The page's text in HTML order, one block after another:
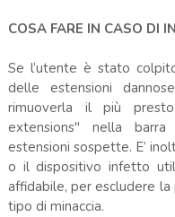
COSA FARE IN CASO DI
Se l’utente è stato
delle estensioni
rimuoverla il più
extensions" nella
estensioni sospette. E’
o il dispositivo infetto
affidabile, per escludere la
tipo di minaccia.